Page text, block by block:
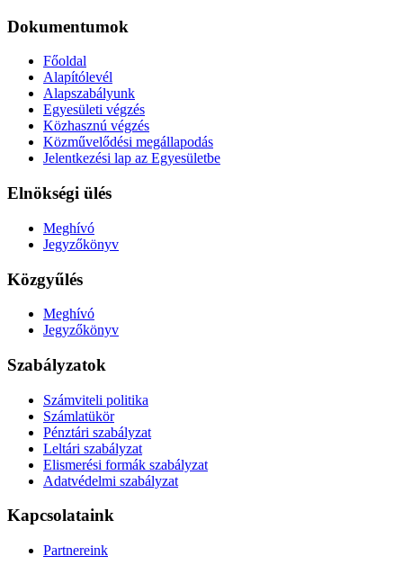
Dokumentumok
Főoldal
Alapítólevél
Alapszabályunk
Egyesületi végzés
Közhasznú végzés
Közművelődési megállapodás
Jelentkezési lap az Egyesületbe
Elnökségi ülés
Meghívó
Jegyzőkönyv
Közgyűlés
Meghívó
Jegyzőkönyv
Szabályzatok
Számviteli politika
Számlatükör
Pénztári szabályzat
Leltári szabályzat
Elismerési formák szabályzat
Adatvédelmi szabályzat
Kapcsolataink
Partnereink